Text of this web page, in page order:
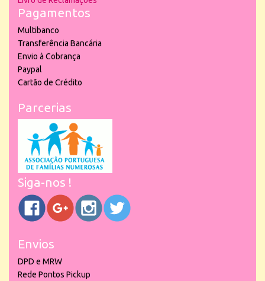
Pagamentos
Multibanco
Transferência Bancária
Envio à Cobrança
Paypal
Cartão de Crédito
Parcerias
Siga-nos !
Envios
DPD e MRW
Rede Pontos Pickup